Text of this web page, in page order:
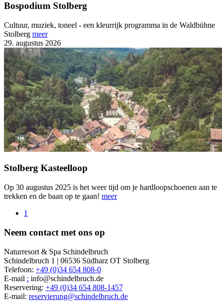
Bospodium Stolberg
Cultuur, muziek, toneel - een kleurrijk programma in de Waldbühne
Stolberg meer
29. augustus 2026
Stolberg Kasteelloop
Op 30 augustus 2025 is het weer tijd om je hardloopschoenen aan te
trekken en de baan op te gaan! meer
1
Neem contact met ons op
Naturresort & Spa Schindelbruch
Schindelbruch 1 | 06536 Südharz OT Stolberg
Telefoon: +49 (0)34 654 808-0
E-mail : info@schindelbruch.de
Reservering: +49 (0)34 654 808-1457
E-mail: reservierung@schindelbruch.de